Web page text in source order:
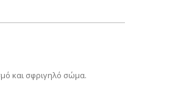
και σφριγηλό σώμα.